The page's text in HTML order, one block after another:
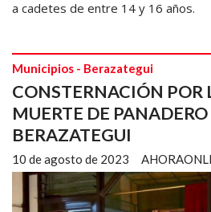
a cadetes de entre 14 y 16 años.
CONSTERNACIÓN POR
MUERTE DE PANADERO
BERAZATEGUI
Municipios - Berazategui
10 de agosto de 2023